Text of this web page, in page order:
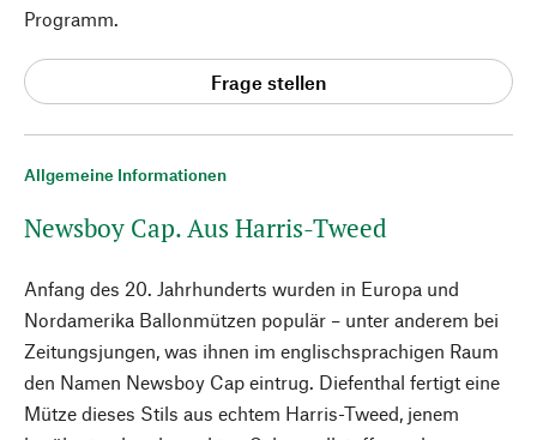
Allgemeine Informationen
Newsboy Cap. Aus Harris-Tweed
Anfang des 20. Jahrhunderts wurden in Europa und
Nordamerika Ballonmützen populär – unter anderem bei
Zeitungsjungen, was ihnen im englischsprachigen Raum
den Namen Newsboy Cap eintrug. Diefenthal fertigt eine
Mütze dieses Stils aus echtem Harris-Tweed, jenem
Programm.
Frage stellen